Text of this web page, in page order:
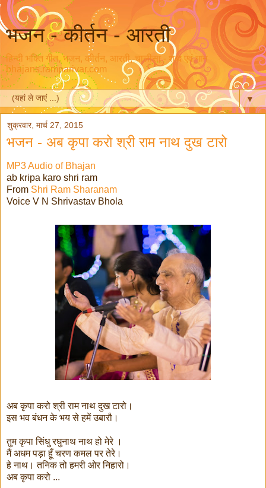
भजन - कीर्तन - आरती
हिन्दी भक्ति गीत, भजन, कीर्तन, आरती, चालीसा - शब्द एवं गान
bhajans.ramparivar.com
▼
शुक्रवार, मार्च 27, 2015
भजन - अब कृपा करो श्री राम नाथ दुख टारो
MP3 Audio of Bhajan
ab kripa karo shri ram
From Shri Ram Sharanam
Voice V N Shrivastav Bhola
अब कृपा करो श्री राम नाथ दुख टारो।
इस भव बंधन के भय से हमें उबारौ।
तुम कृपा सिंधु रघुनाथ नाथ हो मेरे ।
मैं अधम पड़ा हूँ चरण कमल पर तेरे।
हे नाथ। तनिक तो हमरी ओर निहारो।
अब कृपा करो ...